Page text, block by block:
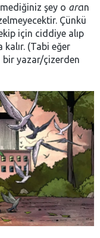
şey o arcın
Çünkü
için ciddiye alıp
(Tabi eğer
bir yazar/çizerden